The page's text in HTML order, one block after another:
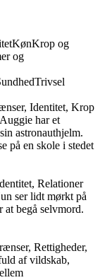
KønKrop og
og
Trivsel
Identitet, Krop
Auggie har et
astronauthjelm.
på en skole i stedet
Relationer
ser lidt mørkt på
at begå selvmord.
Rettigheder,
af vildskab,